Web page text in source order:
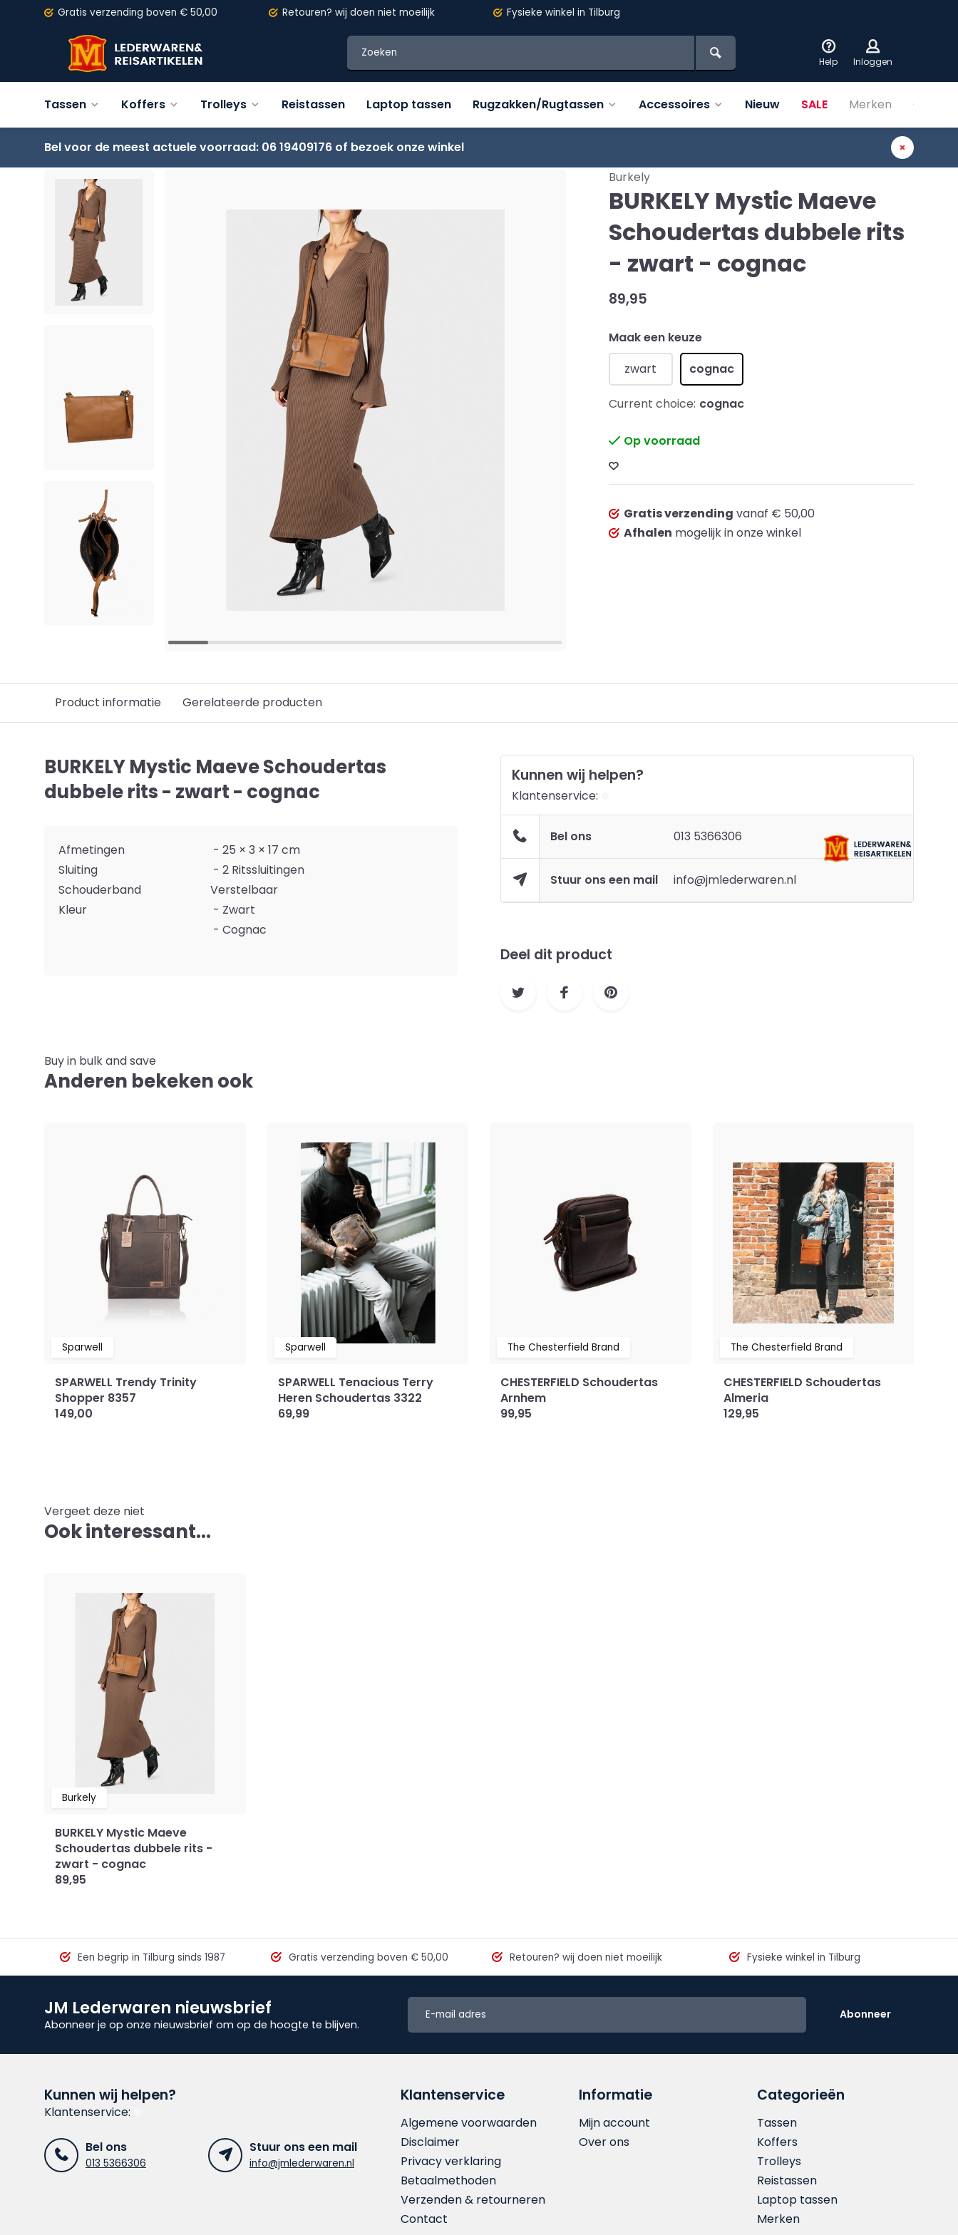
Gratis verzending boven € 50,00 Retouren? wij doen niet moeilijk Fysieke winkel in Tilburg
Help Inloggen
Tassen Koffers Trolleys Reistassen Laptop tassen Rugzakken/Rugtassen Accessoires Nieuw SALE Merken Over
Bel voor de meest actuele voorraad: 06 19409176 of bezoek onze winkel
Terug BURKELY Mystic Maeve Schoudertas dubbele rits - zwart - cognac
Burkely
BURKELY Mystic Maeve
Schoudertas dubbele rits
- zwart - cognac
89,95
Maak een keuze
zwart
cognac
Current choice: cognac
Op voorraad
Gratis verzending vanaf € 50,00
Afhalen mogelijk in onze winkel
Product informatie Gerelateerde producten
BURKELY Mystic Maeve Schoudertas
dubbele rits - zwart - cognac
Afmetingen
- 25 × 3 × 17 cm
Sluiting
- 2 Ritssluitingen
Schouderband
Verstelbaar
Kleur
- Zwart
- Cognac
Kunnen wij helpen?
Klantenservice:
Bel ons 013 5366306
Stuur ons een mail info@jmlederwaren.nl
Deel dit product
Buy in bulk and save
Anderen bekeken ook
Sparwell
SPARWELL Trendy Trinity
Shopper 8357
149,00
Sparwell
SPARWELL Tenacious Terry
Heren Schoudertas 3322
69,99
The Chesterfield Brand
CHESTERFIELD Schoudertas
Arnhem
99,95
The Chesterfield Brand
CHESTERFIELD Schoudertas
Almeria
129,95
Vergeet deze niet
Ook interessant...
Burkely
BURKELY Mystic Maeve
Schoudertas dubbele rits -
zwart - cognac
89,95
Een begrip in Tilburg sinds 1987 Gratis verzending boven € 50,00 Retouren? wij doen niet moeilijk Fysieke winkel in Tilburg
JM Lederwaren nieuwsbrief
Abonneer je op onze nieuwsbrief om op de hoogte te blijven.
Abonneer
Kunnen wij helpen?
Klantenservice:
Bel ons
013 5366306
Stuur ons een mail
info@jmlederwaren.nl
Klantenservice
Algemene voorwaarden
Disclaimer
Privacy verklaring
Betaalmethoden
Verzenden & retourneren
Contact
Informatie
Mijn account
Over ons
Categorieën
Tassen
Koffers
Trolleys
Reistassen
Laptop tassen
Merken